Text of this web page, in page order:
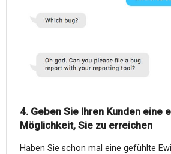
4. Geben Sie Ihren Kunden eine
Möglichkeit, Sie zu erreichen
Haben Sie schon mal eine gefühlte